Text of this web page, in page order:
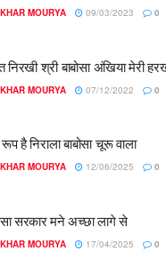
MOURYA 09/03/2023 0
निरखी श्री बाबोसा अंखिया मेरी
MOURYA 07/12/2022 0
है निराला बाबोसा चूरू वाला
MOURYA 12/06/2025 0
सरकार मने अच्छा लागे से
MOURYA 17/04/2025 0